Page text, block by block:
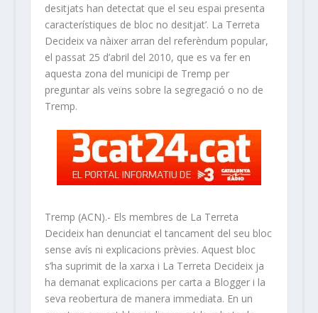
desitjats han detectat que el seu espai presenta
característiques de bloc no desitjat’. La Terreta
Decideix va nàixer arran del referèndum popular,
el passat 25 d’abril del 2010, que es va fer en
aquesta zona del municipi de Tremp per
preguntar als veïns sobre la segregació o no de
Tremp.
Tremp (ACN).- Els membres de La Terreta
Decideix han denunciat el tancament del seu bloc
sense avís ni explicacions prèvies. Aquest bloc
s’ha suprimit de la xarxa i La Terreta Decideix ja
ha demanat explicacions per carta a Blogger i la
seva reobertura de manera immediata. En un